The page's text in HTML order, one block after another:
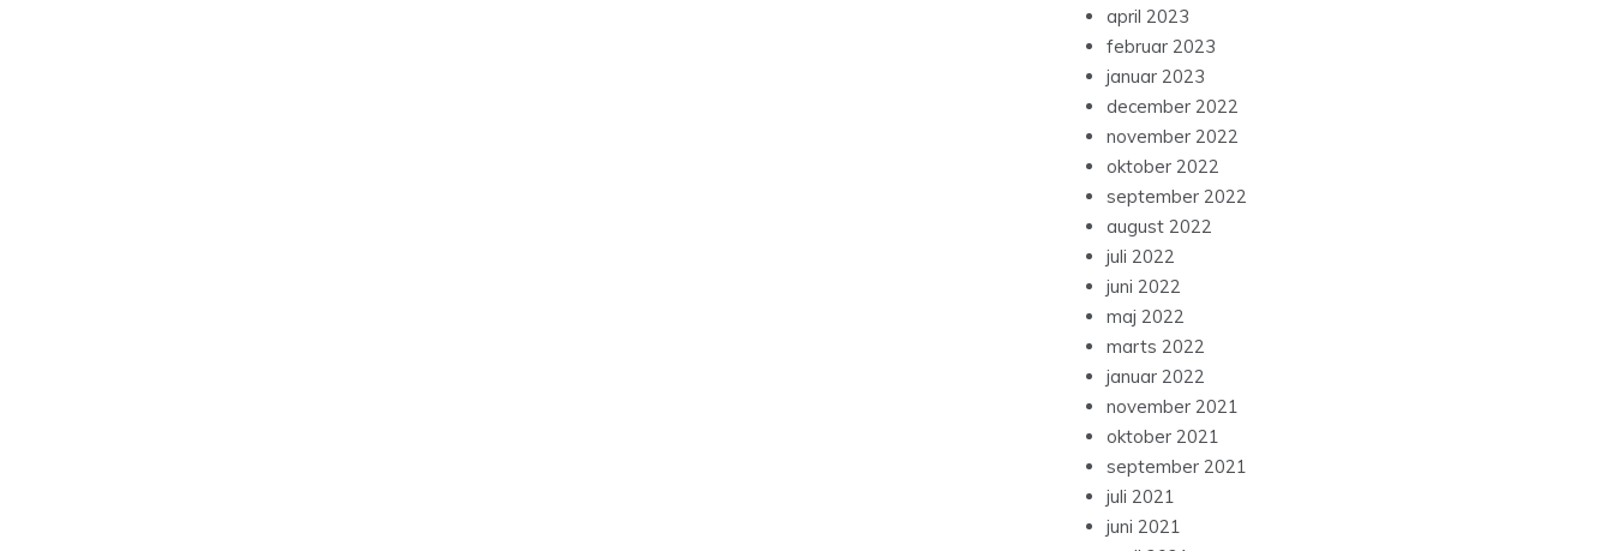
april 2023
februar 2023
januar 2023
december 2022
november 2022
oktober 2022
september 2022
august 2022
juli 2022
juni 2022
maj 2022
marts 2022
januar 2022
november 2021
oktober 2021
september 2021
juli 2021
juni 2021